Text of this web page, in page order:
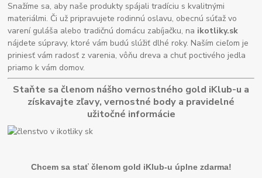
Snažíme sa, aby naše produkty spájali tradíciu s kvalitnými
materiálmi. Či už pripravujete rodinnú oslavu, obecnú súťaž vo
varení guláša alebo tradičnú domácu zabíjačku, na ikotliky.sk
nájdete súpravy, ktoré vám budú slúžiť dlhé roky. Naším cieľom je
priniesť vám radosť z varenia, vôňu dreva a chuť poctivého jedla
priamo k vám domov.
Staňte sa členom nášho vernostného gold iKlub-u a
získavajte zľavy, vernostné body a pravidelné
užitočné informácie
Chcem sa stať členom gold iKlub-u úplne zdarma!